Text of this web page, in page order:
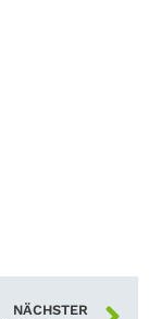
NÄCHSTER